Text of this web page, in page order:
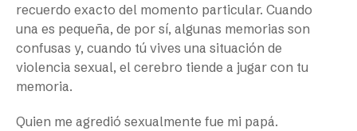
recuerdo exacto del momento particular. Cuando
una es pequeña, de por sí, algunas memorias son
confusas y, cuando tú vives una situación de
violencia sexual, el cerebro tiende a jugar con tu
memoria.
Quien me agredió sexualmente fue mi papá.